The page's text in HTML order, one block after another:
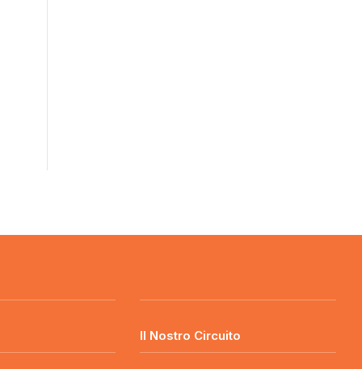
Il Nostro Circuito